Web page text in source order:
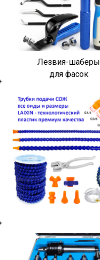
Лезвия-шаберы
для фасок
Винты torx